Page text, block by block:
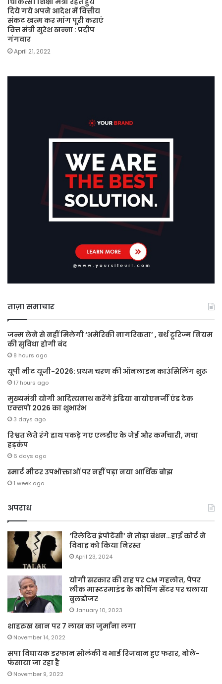
दिये गये अपने आदेश में वित्तीय
संकट खत्म कर मांग पूरी कराएं
वित्त मंत्री सुरेश खन्ना : प्रदीप
गंगवार
April 21, 2022
ताज़ा समाचार
जन्म लेने से नहीं मिलेगी ‘अमेरिकी नागरिकता’ , बर्थ टूरिज्म नियम
की सुविधा होगी बंद
8 hours ago
यूपी नीट यूजी-2026: प्रथम चरण की ऑनलाइन काउंसिलिंग शुरू
17 hours ago
मुख्यमंत्री योगी आदित्यनाथ करेंगे इंडिया बायोएनर्जी एंड टेक
एक्सपो 2026 का शुभारंभ
3 days ago
रिश्वत लेते रंगे हाथ पकड़े गए एलडीए के जेई और कर्मचारी, मचा
हड़कंप
6 days ago
स्मार्ट मीटर उपभोक्ताओं पर नहीं पड़ा नया आर्थिक बोझ
1 week ago
अपराध
‘रिलेटिव इंपोटेंसी’ ने तोड़ा बंधन…हाई कोर्ट ने
विवाह को किया निरस्त
April 23, 2024
योगी सरकार की राह पर CM गहलोत, पेपर
लीक मास्टरमाइंड के कोचिंग सेंटर पर चलाया
बुलडोजर
January 10, 2023
शाहरुख खान पर 7 लाख का जुर्माना लगा
November 14, 2022
सपा विधायक इरफान सोलंकी व भाई रिजवान हुए फरार, बोले-
फंसाया जा रहा है
November 9, 2022